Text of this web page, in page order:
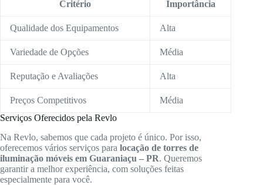
Critério Importância
Qualidade dos Equipamentos Alta
Variedade de Opções Média
Reputação e Avaliações Alta
Preços Competitivos
Média
Serviços Oferecidos pela Revlo
Na Revlo, sabemos que cada projeto é único. Por isso,
oferecemos vários serviços para locação de torres de
iluminação móveis em Guaraniaçu – PR. Queremos
garantir a melhor experiência, com soluções feitas
especialmente para você.